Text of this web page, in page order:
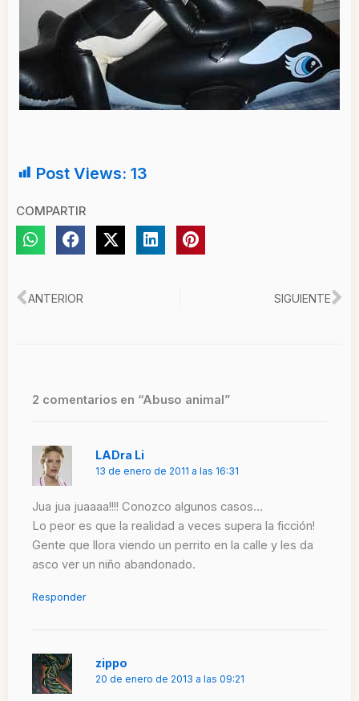
Post Views: 13
COMPARTIR
Ant
ANTERIOR SIGUIENTE
2 comentarios en “Abuso animal”
LADra Li
13 de enero de 2011 a las 16:31
Jua jua juaaaa!!!! Conozco algunos casos…
Lo peor es que la realidad a veces supera la ficción!
Gente que llora viendo un perrito en la calle y les da
asco ver un niño abandonado.
Responder
zippo
20 de enero de 2013 a las 09:21